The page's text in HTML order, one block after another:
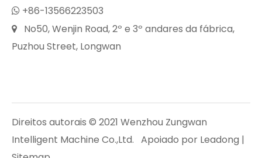
 +86-13566223503

No50, Wenjin Road, 2º e 3º andares da fábrica,
Puzhou Street, Longwan
Direitos autorais © 2021 Wenzhou Zungwan
Intelligent Machine Co.,Ltd. Apoiado por Leadong |